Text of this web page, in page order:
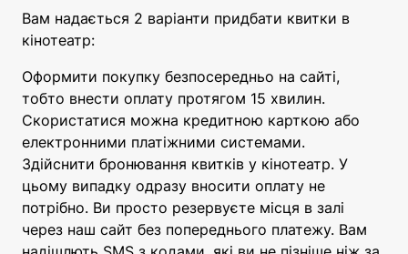
Вам надається 2 варіанти придбати квитки в
кінотеатр:
Оформити покупку безпосередньо на сайті,
тобто внести оплату протягом 15 хвилин.
Скористатися можна кредитною карткою або
електронними платіжними системами.
Здійснити бронювання квитків у кінотеатр. У
цьому випадку одразу вносити оплату не
потрібно. Ви просто резервуєте місця в залі
через наш сайт без попереднього платежу. Вам